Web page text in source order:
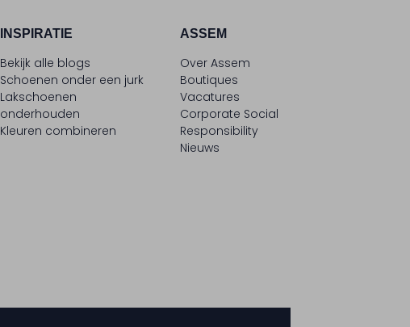
INSPIRATIE
Bekijk alle blogs
Schoenen onder een jurk
Lakschoenen
onderhouden
Kleuren combineren
ASSEM
Over Assem
Boutiques
Vacatures
Corporate Social
Responsibility
Nieuws